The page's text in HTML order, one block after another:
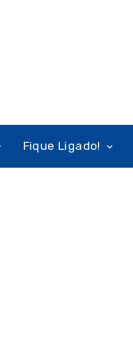
Fique Ligado!